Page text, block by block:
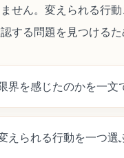
せん。変えられる行
する問題を見つけるた
界を感じたのかを一文
えられる行動を一つ選